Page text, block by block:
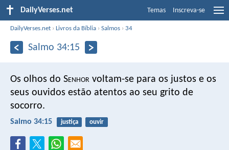
DailyVerses.net Temas Inscreva-se
DailyVerses.net ›Livros da Bíblia ›Salmos ›34
Salmo 34:15
Os olhos do Senhor voltam-se para os justos e os
seus ouvidos estão atentos ao seu grito de
socorro.
Salmo 34:15 justiça ouvir